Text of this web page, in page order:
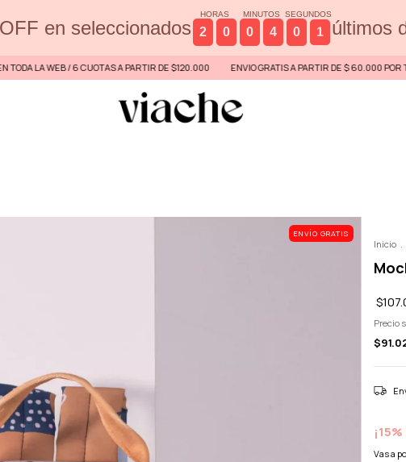
en seleccionados
HORAS
2 0
MINUTOS
0 4
SEGUNDOS
0 0 últimos
/ 6 CUOTAS A PARTIR DE $120.000 ENVIO GRATIS A PARTIR DE $ 60.000 POR TIEMPO
ENVÍO GRATIS
Inicio .
Precio
Vas a